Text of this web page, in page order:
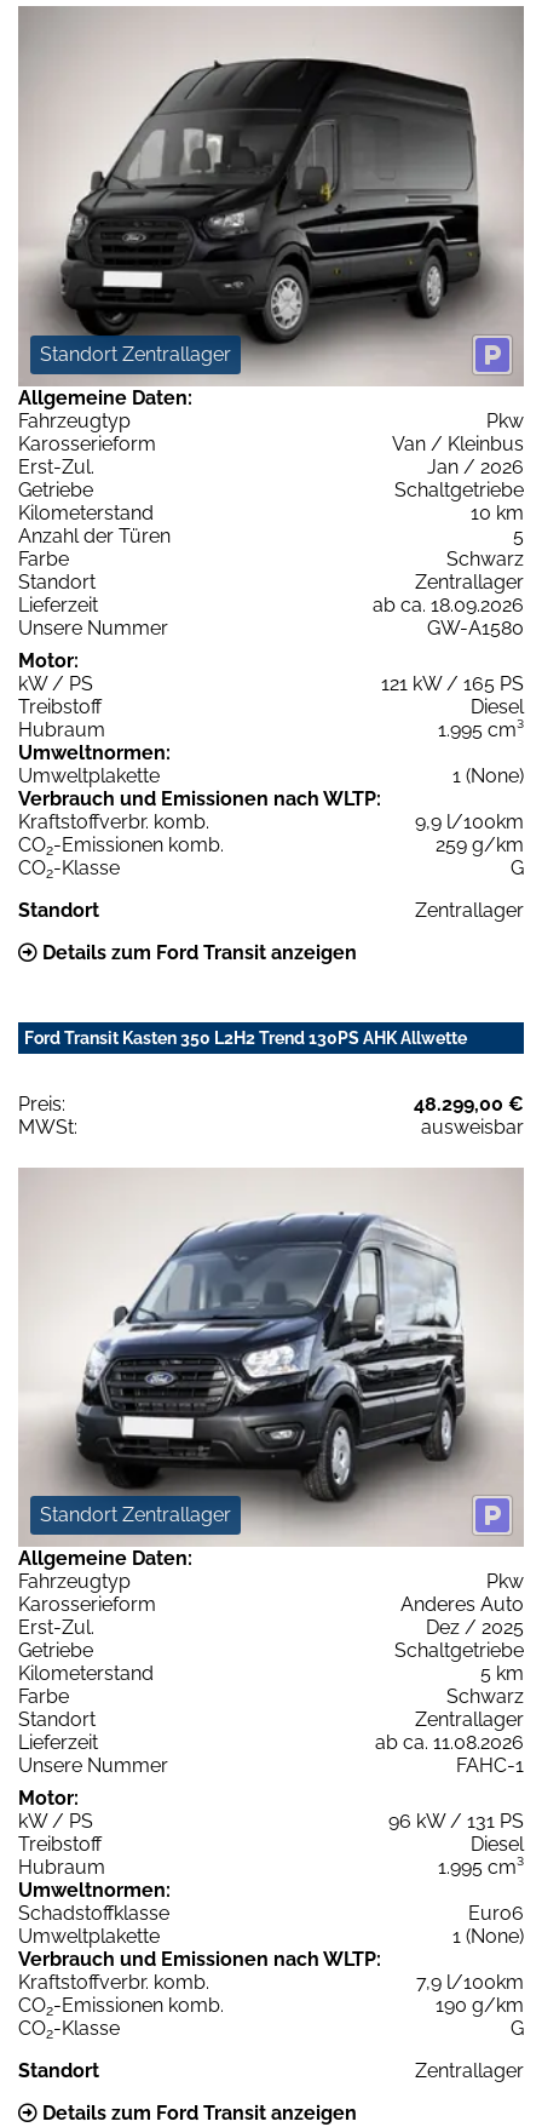
Standort Zentrallager
Allgemeine Daten:
Fahrzeugtyp
Pkw
Karosserieform
Van / Kleinbus
Erst-Zul.
Jan / 2026
Getriebe
Schaltgetriebe
Kilometerstand
10 km
Anzahl der Türen
5
Farbe
Schwarz
Standort
Zentrallager
Lieferzeit
ab ca. 18.09.2026
Unsere Nummer
GW-A1580
Motor:
kW / PS
121 kW / 165 PS
Treibstoff
Diesel
Hubraum
1.995 cm³
Umweltnormen:
Umweltplakette
1 (None)
Verbrauch und Emissionen nach WLTP:
Kraftstoffverbr. komb.
9,9 l/100km
CO2-Emissionen komb.
259 g/km
CO2-Klasse
G
Standort
Zentrallager
Details zum Ford Transit anzeigen
Ford Transit Kasten 350 L2H2 Trend 130PS AHK Allwette
Preis:
48.299,00 €
MWSt:
ausweisbar
Standort Zentrallager
Allgemeine Daten:
Fahrzeugtyp
Pkw
Karosserieform
Anderes Auto
Erst-Zul.
Dez / 2025
Getriebe
Schaltgetriebe
Kilometerstand
5 km
Farbe
Schwarz
Standort
Zentrallager
Lieferzeit
ab ca. 11.08.2026
Unsere Nummer
FAHC-1
Motor:
kW / PS
96 kW / 131 PS
Treibstoff
Diesel
Hubraum
1.995 cm³
Umweltnormen:
Schadstoffklasse
Euro6
Umweltplakette
1 (None)
Verbrauch und Emissionen nach WLTP:
Kraftstoffverbr. komb.
7,9 l/100km
CO2-Emissionen komb.
190 g/km
CO2-Klasse
G
Standort
Zentrallager
Details zum Ford Transit anzeigen